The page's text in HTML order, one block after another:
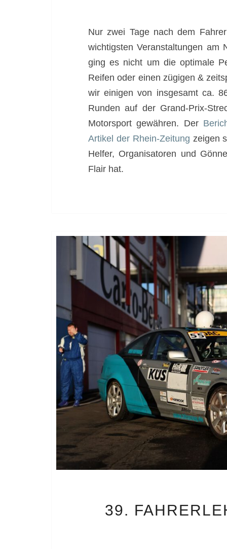
Nur zwei Tage nach dem
wichtigsten Veranstaltungen am
ging es nicht um die optimale
Reifen oder einen zügigen &
wir einigen von insgesamt ca.
Runden auf der Grand-Prix-
Motorsport gewähren. Der
Artikel der Rhein-Zeitung zeigen
Helfer, Organisatoren und
Flair hat.
39.